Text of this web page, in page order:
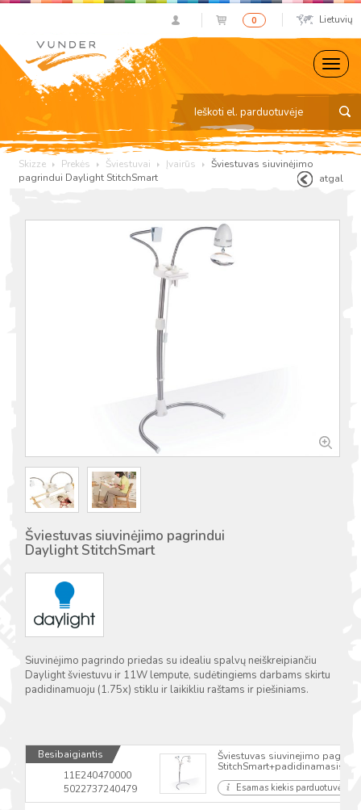
0 Lietuvių
Skizze Prekės Šviestuvai Įvairūs
Šviestuvas siuvinėjimo
pagrindui Daylight StitchSmart
atgal
Šviestuvas siuvinėjimo pagrindui
Daylight StitchSmart
Siuvinėjimo pagrindo priedas su idealiu spalvų neiškreipiančiu
Daylight šviestuvu ir 11W lempute, sudėtingiems darbams skirtu
padidinamuoju (1.75x) stiklu ir laikikliu raštams ir piešiniams.
Besibaigiantis
11E240470000
5022737240479
Šviestuvas siuvinejimo
StitchSmart+padidinamasis
Esamas kiekis parduotuvėse